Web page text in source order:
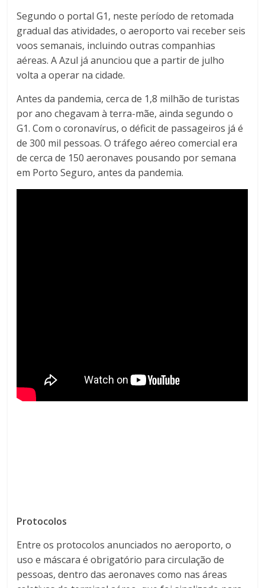
Segundo o portal G1, neste período de retomada
gradual das atividades, o aeroporto vai receber seis
voos semanais, incluindo outras companhias
aéreas. A Azul já anunciou que a partir de julho
volta a operar na cidade.
Antes da pandemia, cerca de 1,8 milhão de turistas
por ano chegavam à terra-mãe, ainda segundo o
G1. Com o coronavírus, o déficit de passageiros já é
de 300 mil pessoas. O tráfego aéreo comercial era
de cerca de 150 aeronaves pousando por semana
em Porto Seguro, antes da pandemia.
Protocolos
Entre os protocolos anunciados no aeroporto, o
uso e máscara é obrigatório para circulação de
pessoas, dentro das aeronaves como nas áreas